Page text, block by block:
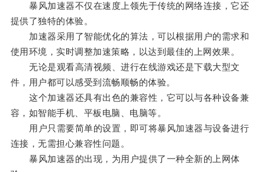
暴风加速器不仅在速度上领先于传统的网络连接，它还
提供了独特的体验。
加速器采用了智能优化的算法，可以根据用户的需求和
使用环境，实时调整加速策略，以达到最佳的上网效果。
无论是观看高清视频、进行在线游戏还是下载大型文
件，用户都可以感受到流畅顺畅的体验。
这个加速器还具有出色的兼容性，它可以与各种设备兼
容，如智能手机、平板电脑、电脑等。
用户只需要简单的设置，即可将暴风加速器与设备进行
连接，无需担心兼容性问题。
暴风加速器的出现，为用户提供了一种全新的上网体